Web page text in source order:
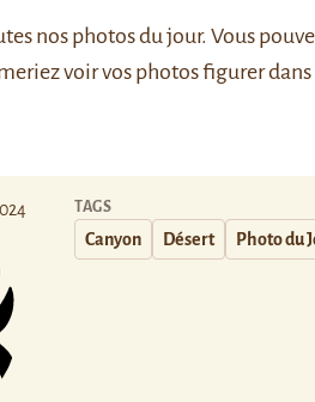
nos photos du jour. Vous
voir vos photos figurer
TAGS
Canyon Désert Photo du